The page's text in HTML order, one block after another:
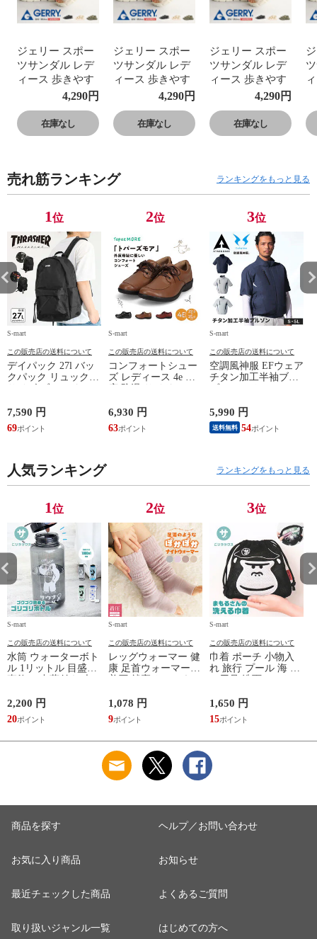
ジェリー スポー
ツサンダル レデ
ィース 歩きやす
い サンダル レデ
ィース 軽量 軽い
スポサン ストラ
ップ 足首ベルト
歩きやすい 調節
できる かわいい
ドア キャンプ 春
夏 黒 ブラック
ベージュ カーキ
GERRY 5516
4,290円
在庫なし
ジェリー スポー
ツサンダル レデ
ィース 歩きやす
い サンダル レデ
ィース 軽量 軽い
スポサン ストラ
ップ 足首ベルト
歩きやすい 調節
できる かわいい
ドア キャンプ 春
夏 黒 ブラック
ベージュ カーキ
GERRY 5516
4,290円
在庫なし
ジェリー スポー
ツサンダル レデ
ィース 歩きやす
い サンダル レデ
ィース 軽量 軽い
スポサン ストラ
ップ 足首ベルト
歩きやすい 調節
できる かわいい
ドア キャンプ 春
夏 黒 ブラック
ベージュ カーキ
GERRY 5516
4,290円
在庫なし
売れ筋ランキング ランキングをもっと見る
1位
S-mart
この販売店の送料について
デイパック 27l バッ
クパック リュック
サイズ ブランド ロ
鞄 機内持ち込み 夏
スラッシャー
THRASHER r1929
7,590 円
69
2位
S-mart
この販売店の送料について
コンフォートシュー
ズ レディース 4e 幅
広 防滑 サイドファ
シューズ 黒 トパー
ズ モア 靴 カジュア
ルシューズ 外反母趾
TOPAZ 1410
6,930 円
63
3位
S-mart
この販売店の送料について
空調風神服 EFウェア
チタン加工半袖ブル
ゾン ベスト ファン
ジャケット 遮熱 作
業服 作業着 上着 ア
タックベース KF100
5,990 円
送料無料 54
人気ランキング ランキングをもっと見る
1位
S-mart
この販売店の送料について
水筒 ウォーターボト
ル 1リットル 目盛り
直飲み 中蓋付き 大
マイボトル 動物 ア
ニマル ゴリラ ごリ
ラックス ゴリゴリボ
2,200 円
20
2位
S-mart
この販売店の送料について
レッグウォーマー 健
康 足首ウォーマー
着圧 就寝 おしゃれ
ふんわり 足湯のよう
なぽかぽかナイトウ
ォーマー inf-26
1,078 円
9
3位
S-mart
この販売店の送料について
巾着 ポーチ 小物入
れ 旅行 プール 海 バ
ス用品 洗面セット
サウナ ごリラックス
まもるさんの洗える
巾着 ブラック 黒
1,650 円
15
商品を探す
お気に入り商品
最近チェックした商品
取り扱いジャンル一覧
ヘルプ／お問い合わせ
お知らせ
よくあるご質問
はじめての方へ